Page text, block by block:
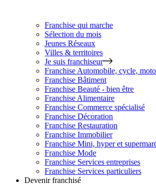
Franchise qui marche
Sélection du mois
Jeunes Réseaux
Villes & territoires
Je suis franchiseur
Franchise Automobile, cycle, moto
Franchise Bâtiment
Franchise Beauté - bien être
Franchise Alimentaire
Franchise Commerce spécialisé
Franchise Décoration
Franchise Restauration
Franchise Immobilier
Franchise Mini, hyper et
Franchise Mode
Franchise Services entreprises
Franchise Services particuliers
Devenir franchisé